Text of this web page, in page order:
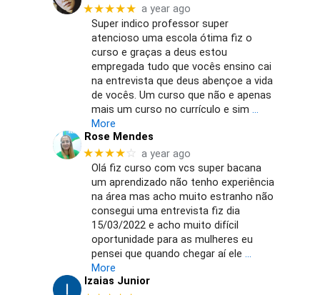
★★★★★ a year ago
Super indico professor super
atencioso uma escola ótima fiz o
curso e graças a deus estou
empregada tudo que vocês ensino cai
na entrevista que deus abençoe a vida
de vocês. Um curso que não e apenas
mais um curso no currículo e sim
More
Rose Mendes
★★★★☆ a year ago
Olá fiz curso com vcs super bacana
um aprendizado não tenho experiência
na área mas acho muito estranho não
consegui uma entrevista fiz dia
15/03/2022 e acho muito difícil
oportunidade para as mulheres eu
pensei que quando chegar aí ele …
More
Izaias Junior